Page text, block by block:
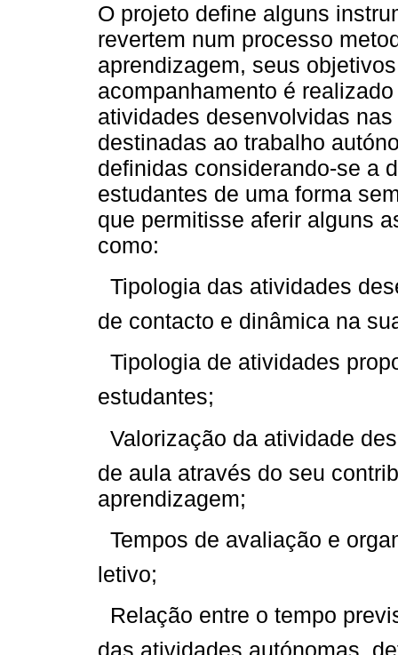
O projeto define alguns
revertem num processo
aprendizagem, seus
acompanhamento é
atividades desenvolvidas
destinadas ao trabalho
definidas considerando-se a
estudantes de uma forma
que permitisse aferir alguns
como:
 Tipologia das atividades
de contacto e dinâmica na
 Tipologia de atividades
estudantes;
 Valorização da atividade
de aula através do seu
aprendizagem;
 Tempos de avaliação e
letivo;
 Relação entre o tempo
das atividades autónomas,